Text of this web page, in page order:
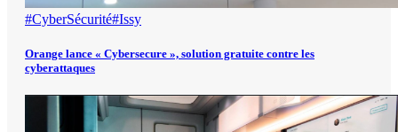
#CyberSécurité#Issy
Orange lance « Cybersecure », solution gratuite contre les
cyberattaques